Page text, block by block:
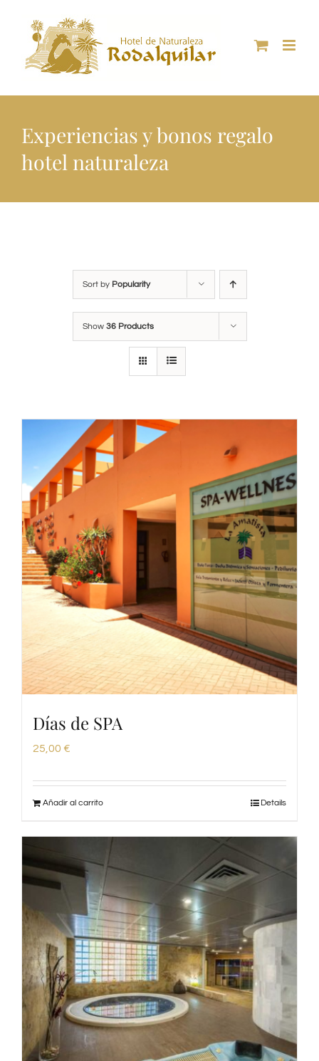
content
Experiencias y bonos regalo
hotel naturaleza
Sort by Popularity
Show 36 Products
Días de SPA
25,00 €
Añadir al carrito Details